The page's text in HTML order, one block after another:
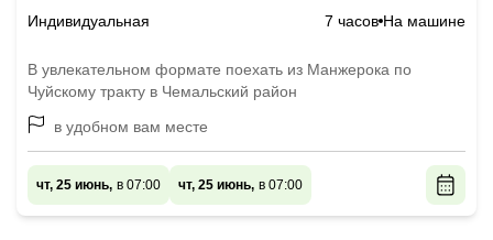
Индивидуальная 7 часов На машине
В увлекательном формате поехать из Манжерока по
Чуйскому тракту в Чемальский район
в удобном вам месте
чт, 25 июнь, в 07:00 чт, 25 июнь, в 07:00